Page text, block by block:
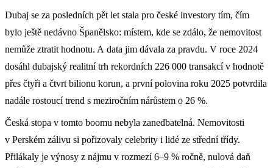
Dubaj se za posledních pět let stala pro české investory tím, čím
bylo ještě nedávno Španělsko: místem, kde se zdálo, že nemovitost
nemůže ztratit hodnotu. A data jim dávala za pravdu. V roce 2024
dosáhl dubajský realitní trh rekordních 226 000 transakcí v hodnotě
přes čtyři a čtvrt bilionu korun, a první polovina roku 2025 potvrdila
nadále rostoucí trend s meziročním nárůstem o 26 %.
Česká stopa v tomto boomu nebyla zanedbatelná. Nemovitosti
v Perském zálivu si pořizovaly celebrity i lidé ze střední třídy.
Přilákaly je výnosy z nájmu v rozmezí 6–9 % ročně, nulová daň